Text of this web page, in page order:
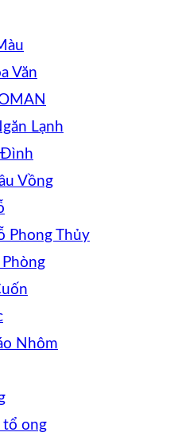
Văn
Lạnh
Đình
Vồng
Phong Thủy
Phòng
Nhôm
tổ ong